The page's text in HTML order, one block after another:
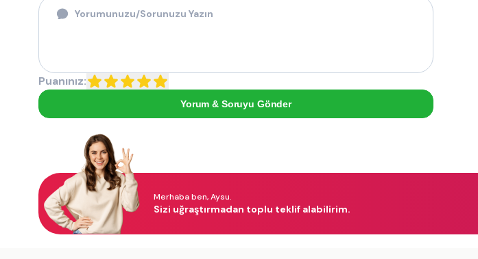
Puanınız:
Yorum & Soruyu Gönder
Merhaba ben, Aysu.
Sizi uğraştırmadan toplu teklif alabilirim.